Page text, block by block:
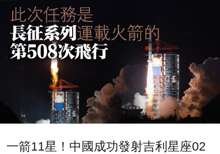
一箭11星！中國成功發射吉利星座02